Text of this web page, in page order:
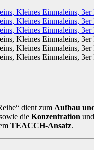
dient zum Aufbau
sowie die Konzentration
TEACCH-Ansatz.